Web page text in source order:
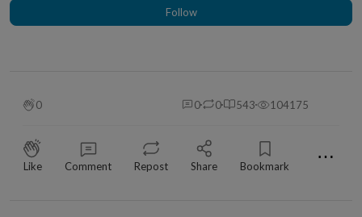
Follow
0 0 0 543 104175
Like Comment Repost Share Bookmark ⋯